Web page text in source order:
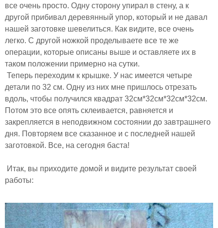
все очень просто. Одну сторону упирал в стену, а к
другой прибивал деревянный упор, который и не давал
нашей заготовке шевелиться. Как видите, все очень
легко. С другой ножкой проделываете все те же
операции, которые описаны выше и оставляете их в
таком положении примерно на сутки.
Теперь переходим к крышке. У нас имеется четыре
детали по 32 см. Одну из них мне пришлось отрезать
вдоль, чтобы получился квадрат 32см*32см*32см*32см.
Потом это все опять склеивается, равняется и
закрепляется в неподвижном состоянии до завтрашнего
дня. Повторяем все сказанное и с последней нашей
заготовкой. Все, на сегодня баста!
Итак, вы приходите домой и видите результат своей
работы: